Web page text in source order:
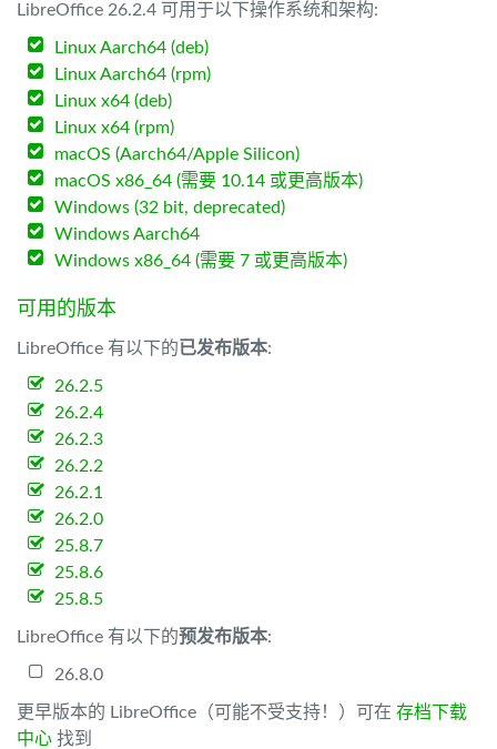
LibreOffice 26.2.4 可用于以下操作系统和架构:
Linux Aarch64 (deb)
Linux Aarch64 (rpm)
Linux x64 (deb)
Linux x64 (rpm)
macOS (Aarch64/Apple Silicon)
macOS x86_64 (需要 10.14 或更高版本)
Windows (32 bit, deprecated)
Windows Aarch64
Windows x86_64 (需要 7 或更高版本)
可用的版本
LibreOffice 有以下的已发布版本:
26.2.5
26.2.4
26.2.3
26.2.2
26.2.1
26.2.0
25.8.7
25.8.6
25.8.5
LibreOffice 有以下的预发布版本:
26.8.0
更早版本的 LibreOffice（可能不受支持！）可在 存档下载
中心 找到